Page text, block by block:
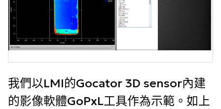
我們以LMI的Gocator 3D sensor內建
的影像軟體GoPxL工具作為示範。如上